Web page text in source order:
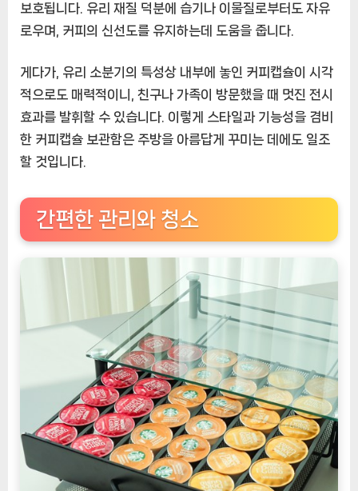
보호됩니다. 유리 재질 덕분에 습기나 이물질로부터도 자유
로우며, 커피의 신선도를 유지하는데 도움을 줍니다.
게다가, 유리 소분기의 특성상 내부에 놓인 커피캡슐이 시각
적으로도 매력적이니, 친구나 가족이 방문했을 때 멋진 전시
효과를 발휘할 수 있습니다. 이렇게 스타일과 기능성을 겸비
한 커피캡슐 보관함은 주방을 아름답게 꾸미는 데에도 일조
할 것입니다.
간편한 관리와 청소